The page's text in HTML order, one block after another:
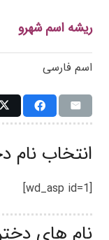
ریشه اسم شهرو
اسم فارسی
انتخاب نام
[wd_asp id=1]
نام های